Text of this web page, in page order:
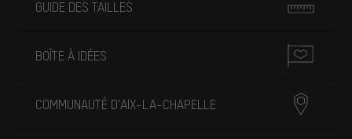
GUIDE DES TAILLES
BOÎTE À IDÉES
COMMUNAUTÉ D'AIX-LA-CHAPELLE